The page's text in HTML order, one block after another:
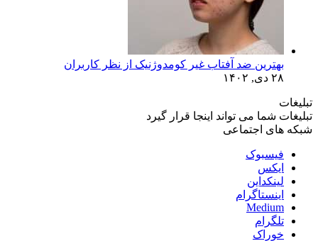
بهترین ضد آفتاب غیر کومدوژنیک از نظر کاربران
۲۸ دی, ۱۴۰۲
تبلیغات
تبلیغات شما می تواند اینجا قرار گیرد
شبکه های اجتماعی
فیسبوک
ایکس
لینکداین
اینستاگرام
Medium
تلگرام
خوراک